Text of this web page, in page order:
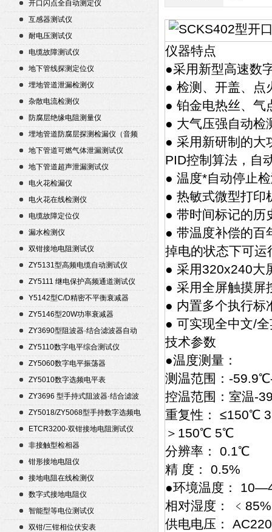
开口闪点全自动测定仪
互感器测试仪
耐电压测试仪
电缆故障测试仪
地下管线探测定位仪
埋地管道泄漏检测仪
杂散电流检测仪
防腐层绝缘电阻测量仪
埋地管道防腐层探测检漏仪（音频
检漏仪）
地下管道可燃气体泄漏测试仪
地下管道超声泄漏测试仪
电火花检漏仪
电火花在线检测仪
电缆故障定位仪
漏水检测仪
双钳接地电阻测试仪
ZY5131型高频电缆自动测试仪
ZY5111 继电保护高频通道测试仪
Y5142型C/D精密不平衡衰减器
（50Ω）
ZY5146型20W功率衰减器
ZY3690型阻波器·结合滤波器自动
测试仪
ZY5110数字电平综合测试仪
ZY5060数字电平振荡器
ZY5010数字选频电平表
ZY3696 型手持式阻波器·结合滤波
器自动测试仪
ZY5018/ZY5068型手持数字选频电
平表/电平振荡器
ETCR3200-双钳接地电阻测试仪
非接触型检相器
钳形接地电阻仪
接地电阻在线检测仪
数字式接地电阻仪
智能型等电位测试仪
双钳/三钳相位伏安表
仪器特点
●采用新型高速数
● 检测、开盖、点
● 铂金电热丝、气
● 大气压强自动检
● 采用新研制的大
PID控制算法，自
● 温度*自动停止
● 热敏式微型打印
● 带时间标记的
● 带温度补偿的百
掉电的状态下可
● 采用320x240大
● 采用全屏触摸
● 内置多个执行
● 可实现全中文/
技术参数
●温度测量：
测温范围：-
控温范围：室温-
重复性： ≤150℃
＞150℃ 5℃
分辨率： 0.1℃
精 度： 0.5%
●环境温度：
相对湿度：
供电电压：